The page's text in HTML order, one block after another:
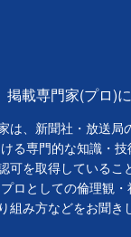
掲載専門家(プロ)
は、新聞社・放送
る専門的な知識・
可を取得している
ロとしての倫理観
組み方などをお聞